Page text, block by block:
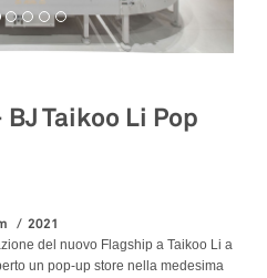
Taikoo Li Pop
2021
del nuovo Flagship a Taikoo Li a
un pop-up store nella medesima